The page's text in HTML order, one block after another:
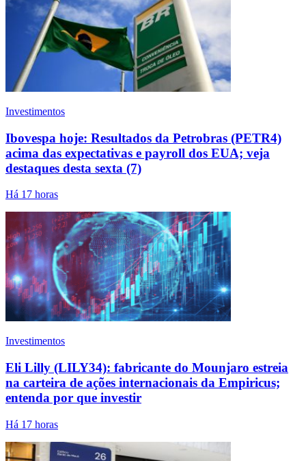
Investimentos
Ibovespa hoje: Resultados da Petrobras (PETR4)
acima das expectativas e payroll dos EUA; veja
destaques desta sexta (7)
Há 17 horas
Investimentos
Eli Lilly (LILY34): fabricante do Mounjaro estreia
na carteira de ações internacionais da Empiricus;
entenda por que investir
Há 17 horas